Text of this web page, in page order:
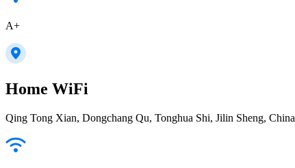
A+
Home WiFi
Qing Tong Xian, Dongchang Qu, Tonghua Shi, Jilin Sheng, China